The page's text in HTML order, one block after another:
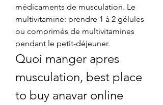
médicaments de musculation. Le
multivitamine: prendre 1 à 2 gélules
ou comprimés de multivitamines
pendant le petit-déjeuner.
Quoi manger apres
musculation, best place
to buy anavar online